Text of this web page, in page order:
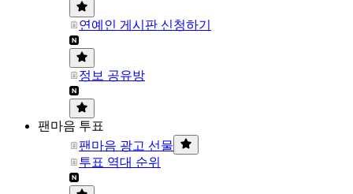
연예인 게시판 신청하기
정보 공유방
팬마음 투표
팬마음 광고 선물
투표 역대 순위